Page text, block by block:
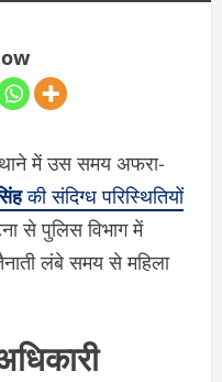
में उस समय अफरा-
की संदिग्ध परिस्थितियों
से पुलिस विभाग में
लंबे समय से महिला